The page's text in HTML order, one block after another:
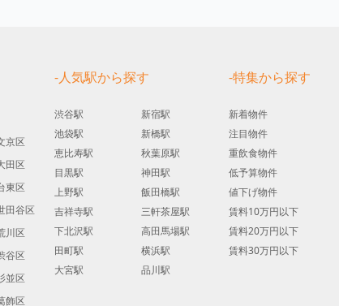
京区
田区
東区
田谷区
川区
谷区
並区
飾区
-人気駅から探す
渋谷駅
新宿駅
池袋駅
新橋駅
恵比寿駅
秋葉原駅
目黒駅
神田駅
上野駅
飯田橋駅
吉祥寺駅
三軒茶屋駅
下北沢駅
高田馬場駅
田町駅
横浜駅
大宮駅
品川駅
-特集から探す
新着物件
注目物件
重飲食物件
低予算物件
値下げ物件
賃料10万円以下
賃料20万円以下
賃料30万円以下